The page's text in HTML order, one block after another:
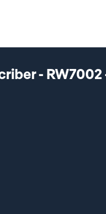
- RW7002